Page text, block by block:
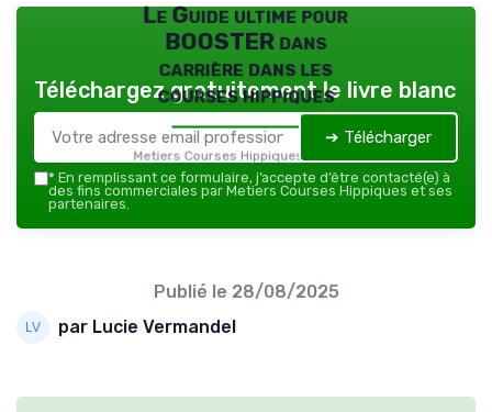
Le Guide ultime pour
BOOSTER dans
carrière dans les
courses hippiques
Metiers Courses Hippiques — 2026
Téléchargez gratuitement le livre blanc
➔ Télécharger
* En remplissant ce formulaire, j’accepte d’être contacté(e) à
des fins commerciales par Metiers Courses Hippiques et ses
partenaires.
Publié le 28/08/2025
par Lucie Vermandel